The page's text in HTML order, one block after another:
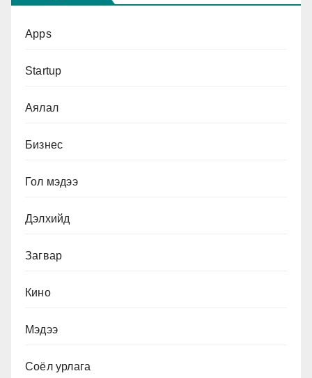
Apps
Startup
Аялал
Бизнес
Гол мэдээ
Дэлхийд
Загвар
Кино
Мэдээ
Соёл урлага